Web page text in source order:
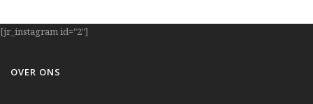
[jr_instagram id="2"]
OVER ONS